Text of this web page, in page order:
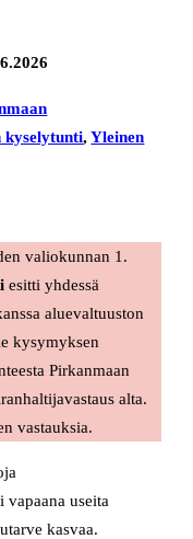
kyselytunti, Yleinen
valiokunnan 1.
esitti yhdessä
aluevaltuuston
kysymyksen
Pirkanmaan
alta.
vastauksia.
useita
kasvaa.